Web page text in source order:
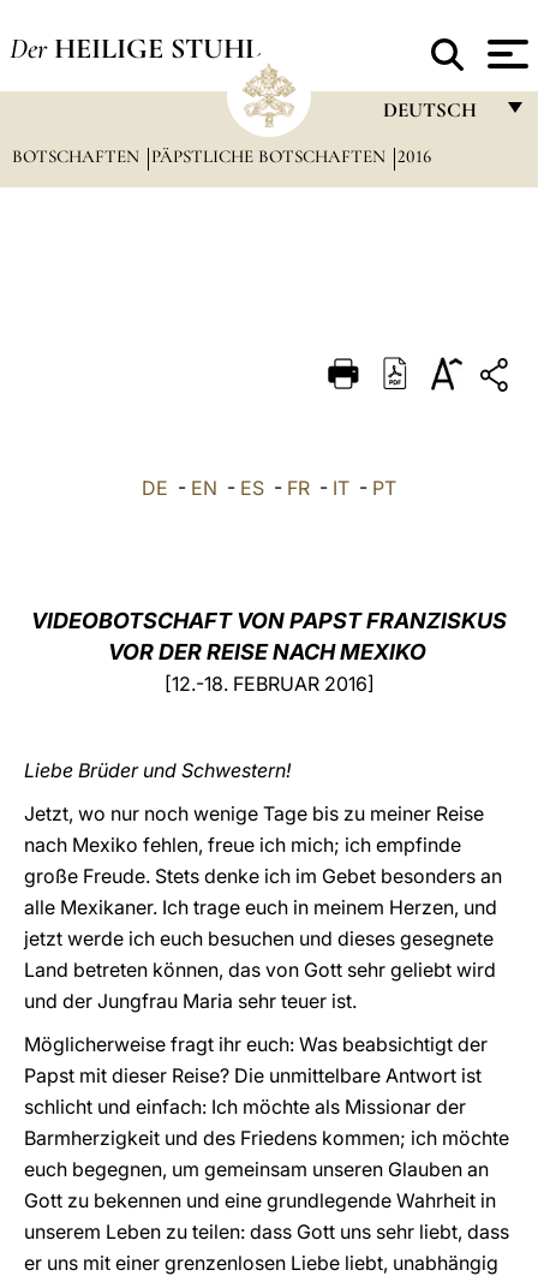
Der HEILIGE STUHL
DEUTSCH
FRANÇAIS
DEUTSCH
العربيّة
BOTSCHAFTEN PÄPSTLICHE BOTSCHAFTEN 2016
DE - EN - ES - FR - IT - PT
VIDEOBOTSCHAFT VON PAPST FRANZISKUS
VOR DER REISE NACH MEXIKO
[12.-18. FEBRUAR 2016]
Liebe Brüder und Schwestern!
Jetzt, wo nur noch wenige Tage bis zu meiner Reise
nach Mexiko fehlen, freue ich mich; ich empfinde
große Freude. Stets denke ich im Gebet besonders an
alle Mexikaner. Ich trage euch in meinem Herzen, und
jetzt werde ich euch besuchen und dieses gesegnete
Land betreten können, das von Gott sehr geliebt wird
und der Jungfrau Maria sehr teuer ist.
Möglicherweise fragt ihr euch: Was beabsichtigt der
Papst mit dieser Reise? Die unmittelbare Antwort ist
schlicht und einfach: Ich möchte als Missionar der
Barmherzigkeit und des Friedens kommen; ich möchte
euch begegnen, um gemeinsam unseren Glauben an
Gott zu bekennen und eine grundlegende Wahrheit in
unserem Leben zu teilen: dass Gott uns sehr liebt, dass
er uns mit einer grenzenlosen Liebe liebt, unabhängig